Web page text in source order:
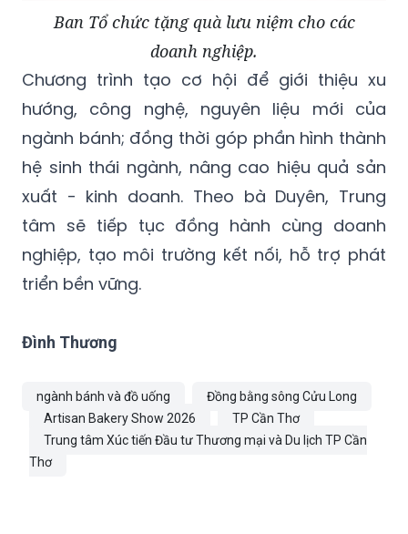
Ban Tổ chức tặng quà lưu niệm cho các
doanh nghiệp.
Chương trình tạo cơ hội để giới thiệu xu
hướng, công nghệ, nguyên liệu mới của
ngành bánh; đồng thời góp phần hình thành
hệ sinh thái ngành, nâng cao hiệu quả sản
xuất - kinh doanh. Theo bà Duyên, Trung
tâm sẽ tiếp tục đồng hành cùng doanh
nghiệp, tạo môi trường kết nối, hỗ trợ phát
triển bền vững.
Đình Thương
ngành bánh và đồ uống
Đồng bằng sông Cửu Long
Artisan Bakery Show 2026
TP Cần Thơ
Trung tâm Xúc tiến Đầu tư Thương mại và Du lịch TP Cần
Thơ